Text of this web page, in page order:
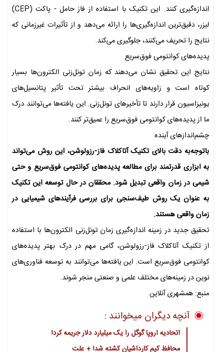
اندازه‌گیری کنند. این تکنیک با استفاده از فاز حامل - پاکت (CEP)
لیزر، دقیق‌ترین اندازه‌گیری‌ها را ارائه می‌دهد و از تأثیرات غیرزمانی که
نتایج را تحریف می‌کنند، جلوگیری می‌کند.
پدیده‌های کوانتومی فوق‌سریع
نتایج این تحقیق نشان می‌دهند که زمان تونل‌زنی الکترون‌ها بسیار
کوتاه است و زاویه‌های انحراف بیشتر تحت تأثیر پتانسیل‌های
یونیزاسیون قرار دارند تا تأخیرهای تونل‌زنی. این یافته‌ها می‌توانند درک
ما از پدیده‌های کوانتومی فوق‌سریع را عمیق‌تر کنند.
چشم‌اندازهای آینده
باتوجه‌به دقت بالای تکنیک آتاکلاک فاز-رزولوشن، این روش می‌تواند
به ابزاری قدرتمند برای مطالعه‌ پدیده‌های کوانتومی فوق‌سریع و حتی
شیمی در زمان واقعی تبدیل شود. محققان در حال توسعه‌ این تکنیک
به عنوان یک روش طیف‌سنجی برای بررسی فرآیندهای شیمیایی در
زمان واقعی هستند.
تحقیق جدید در زمینه‌ اندازه‌گیری زمان تونل‌زنی الکترون‌ها با استفاده
از تکنیک آتاکلاک فاز-رزولوشن، گامی مهم در درک بهتر پدیده‌های
کوانتومی فوق‌سریع است. این یافته‌ها می‌توانند به توسعه‌ فناوری‌های
نوین در زمینه‌های مختلف علمی و صنعتی منجر شوند.
منبع: همشهری آنلاین
آنچه دیگران میخوانند :
اتحادیه اروپا گوگل را یک میلیارد دلار جریمه کرد!
محافظ کیم کارداشیان کشته شد! + علت